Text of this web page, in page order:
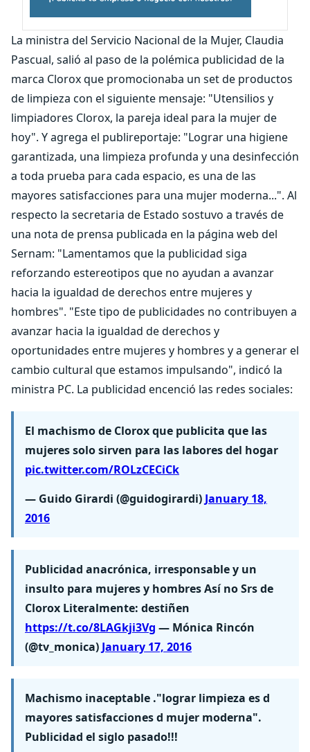
La ministra del Servicio Nacional de la Mujer, Claudia
Pascual, salió al paso de la polémica publicidad de la
marca Clorox que promocionaba un set de productos
de limpieza con el siguiente mensaje: "Utensilios y
limpiadores Clorox, la pareja ideal para la mujer de
hoy". Y agrega el publireportaje: "Lograr una higiene
garantizada, una limpieza profunda y una desinfección
a toda prueba para cada espacio, es una de las
mayores satisfacciones para una mujer moderna...". Al
respecto la secretaria de Estado sostuvo a través de
una nota de prensa publicada en la página web del
Sernam: "Lamentamos que la publicidad siga
reforzando estereotipos que no ayudan a avanzar
hacia la igualdad de derechos entre mujeres y
hombres". "Este tipo de publicidades no contribuyen a
avanzar hacia la igualdad de derechos y
oportunidades entre mujeres y hombres y a generar el
cambio cultural que estamos impulsando", indicó la
ministra PC. La publicidad encenció las redes sociales:
El machismo de Clorox que publicita que las
mujeres solo sirven para las labores del hogar
pic.twitter.com/ROLzCECiCk
— Guido Girardi (@guidogirardi) January 18,
2016
Publicidad anacrónica, irresponsable y un
insulto para mujeres y hombres Así no Srs de
Clorox Literalmente: destiñen
https://t.co/8LAGkji3Vg — Mónica Rincón
(@tv_monica) January 17, 2016
Machismo inaceptable ."lograr limpieza es d
mayores satisfacciones d mujer moderna".
Publicidad el siglo pasado!!!